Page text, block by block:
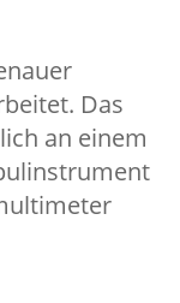
Das
an einem